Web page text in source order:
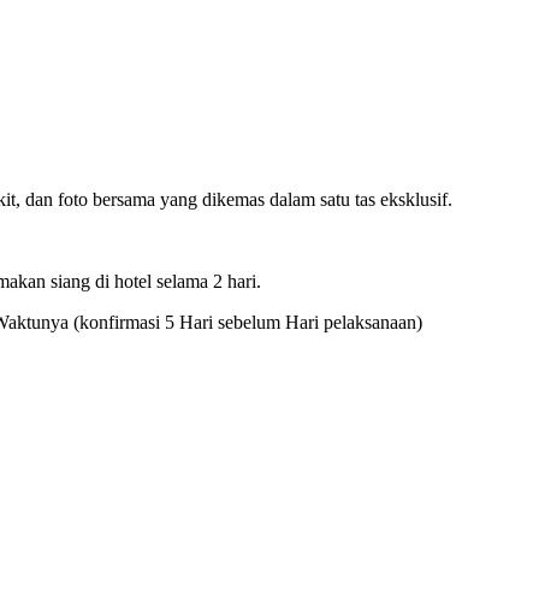
dan foto bersama yang dikemas dalam satu tas eksklusif.
siang di hotel selama 2 hari.
(konfirmasi 5 Hari sebelum Hari pelaksanaan)